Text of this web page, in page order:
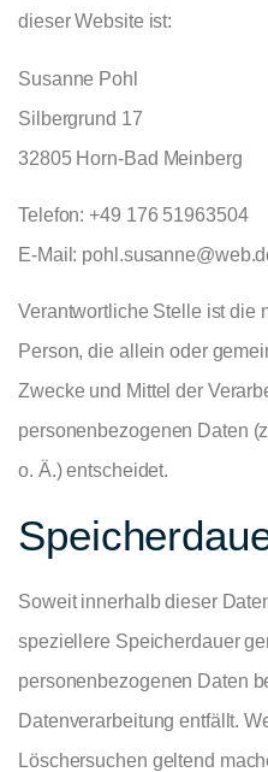
dieser Website ist:
Susanne Pohl
Silbergrund 17
32805 Horn-Bad Meinberg
Telefon: +49 176 51963504‬
E-Mail:
Verantwortliche Stelle ist die
Person, die allein oder
Zwecke und Mittel der
personenbezogenen Daten
o. Ä.) entscheidet.
Soweit innerhalb dieser
speziellere Speicherdauer
personenbezogenen Daten
Datenverarbeitung entfällt.
Löschersuchen geltend